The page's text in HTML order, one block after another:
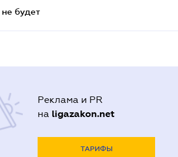
будет
Реклама и PR
на ligazakon.net
ТАРИФЫ